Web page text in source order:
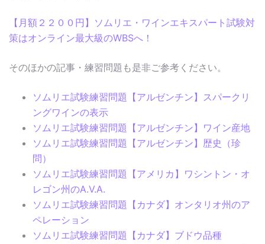
【月額２２００円】ソムリエ・ワインエキスパート試験対
策はオンライン最大級のWBSへ！
そのほかの記事・練習問題も是非ご参考ください。
ソムリエ試験練習問題【アルゼンチン】スパークリ
ングワインの表示
ソムリエ試験練習問題【アルゼンチン】ワイン産地
ソムリエ試験練習問題【アルゼンチン】歴史（珍
問）
ソムリエ試験練習問題【アメリカ】ワシントン・オ
レゴン州のA.V.A.
ソムリエ試験練習問題【カナダ】オンタリオ州のア
ペレーション
ソムリエ試験練習問題【カナダ】ブドウ品種